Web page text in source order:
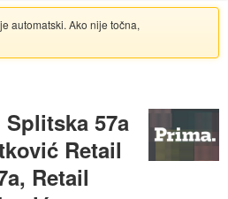
automatski. Ako nije točna,
57a
Retail
Retail